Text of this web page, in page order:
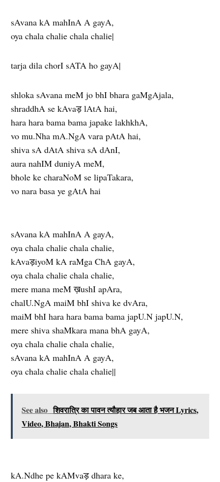
sAvana kA mahInA A gayA,
oya chala chalie chala chalie|
tarja dila chorI sATA ho gayA|
shloka sAvana meM jo bhI bhara gaMgAjala,
shraddhA se kAvaड़ lAtA hai,
hara hara bama bama japake lakhkhA,
vo mu.Nha mA.NgA vara pAtA hai,
shiva sA dAtA shiva sA dAnI,
aura nahIM duniyA meM,
bhole ke charaNoM se lipaTakara,
vo nara basa ye gAtA hai
sAvana kA mahInA A gayA,
oya chala chalie chala chalie,
kAvaड़iyoM kA raMga ChA gayA,
oya chala chalie chala chalie,
mere mana meM ख़ushI apAra,
chalU.NgA maiM bhI shiva ke dvAra,
maiM bhI hara hara bama bama japU.N japU.N,
mere shiva shaMkara mana bhA gayA,
oya chala chalie chala chalie,
sAvana kA mahInA A gayA,
oya chala chalie chala chalie||
See also शिवरात्रि का पावन त्यौहार जब आता है भजन Lyrics,
Video, Bhajan, Bhakti Songs
kA.Ndhe pe kAMvaड़ dhara ke,